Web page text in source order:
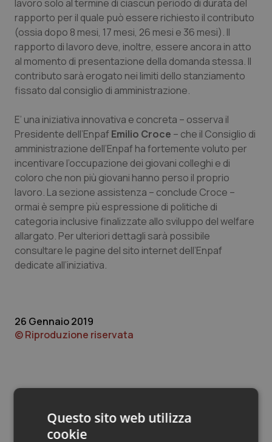
Puglia
Sardegna
Sicilia
Umbria
Valle D’Aosta
Veneto
Malattie rare
Malattia di Crohn & Rettocolite Ulcerosa
Neuroscienze & patologie neurodegenerative
Oftalmologia
Oncodermatologia
Oncoematologia
Oncologia & Nutrizione
Psoriasi & pelle
Quotidiano Chirurgia
Quotidiano Pediatria
Rene & patologie urogenitali
lavoro solo al termine di ciascun periodo di durata del
rapporto per il quale può essere richiesto il contributo
(ossia dopo 8 mesi, 17 mesi, 26 mesi e 36 mesi). Il
rapporto di lavoro deve, inoltre, essere ancora in atto
al momento di presentazione della domanda stessa. Il
contributo sarà erogato nei limiti dello stanziamento
fissato dal consiglio di amministrazione.
E’ una iniziativa innovativa e concreta – osserva il
Presidente dell’Enpaf Emilio Croce – che il Consiglio di
amministrazione dell’Enpaf ha fortemente voluto per
incentivare l’occupazione dei giovani colleghi e di
coloro che non più giovani hanno perso il proprio
lavoro. La sezione assistenza – conclude Croce –
ormai è sempre più espressione di politiche di
categoria inclusive finalizzate allo sviluppo del welfare
allargato. Per ulteriori dettagli sarà possibile
consultare le pagine del sito internet dell’Enpaf
dedicate all’iniziativa.
26 Gennaio 2019
© Riproduzione riservata
Potrebbe interessarti in
Questo sito web utilizza
cookie